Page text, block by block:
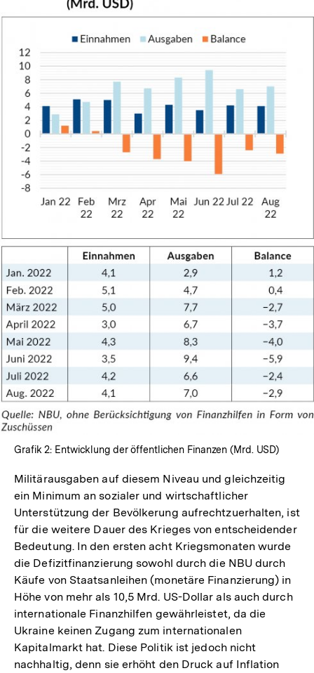
öffnen
Grafik 2: Entwicklung der öffentlichen Finanzen (Mrd. USD)
Militärausgaben auf diesem Niveau und gleichzeitig
ein Minimum an sozialer und wirtschaftlicher
Unterstützung der Bevölkerung aufrechtzuerhalten, ist
für die weitere Dauer des Krieges von entscheidender
Bedeutung. In den ersten acht Kriegsmonaten wurde
die Defizitfinanzierung sowohl durch die NBU durch
Käufe von Staatsanleihen (monetäre Finanzierung) in
Höhe von mehr als 10,5 Mrd. US-Dollar als auch durch
internationale Finanzhilfen gewährleistet, da die
Ukraine keinen Zugang zum internationalen
Kapitalmarkt hat. Diese Politik ist jedoch nicht
nachhaltig, denn sie erhöht den Druck auf Inflation